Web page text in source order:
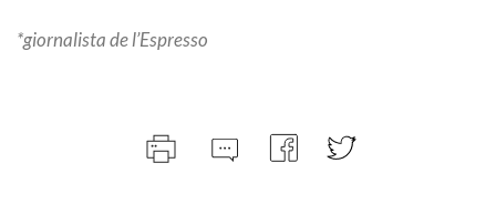
*giornalista de l’Espresso